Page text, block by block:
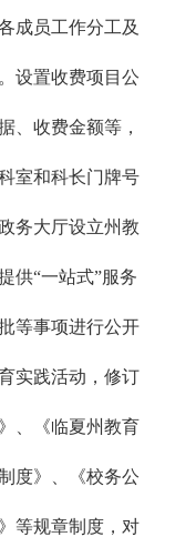
成员工作分工及
设置收费项目公
、收费金额等，
室和科长门牌号
务大厅设立州教
供“一站式”服务
等事项进行公开
实践活动，修订
、《临夏州教育
度》、《校务公
等规章制度，对